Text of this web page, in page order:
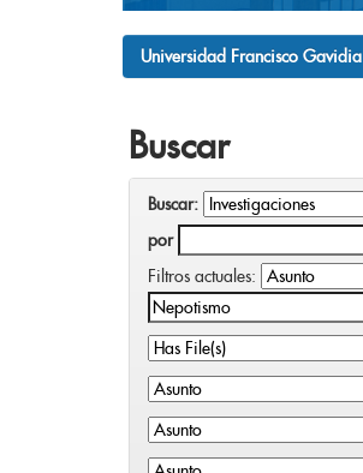
Universidad Francisco Gavidia
Buscar
Buscar:
por
Filtros actuales: